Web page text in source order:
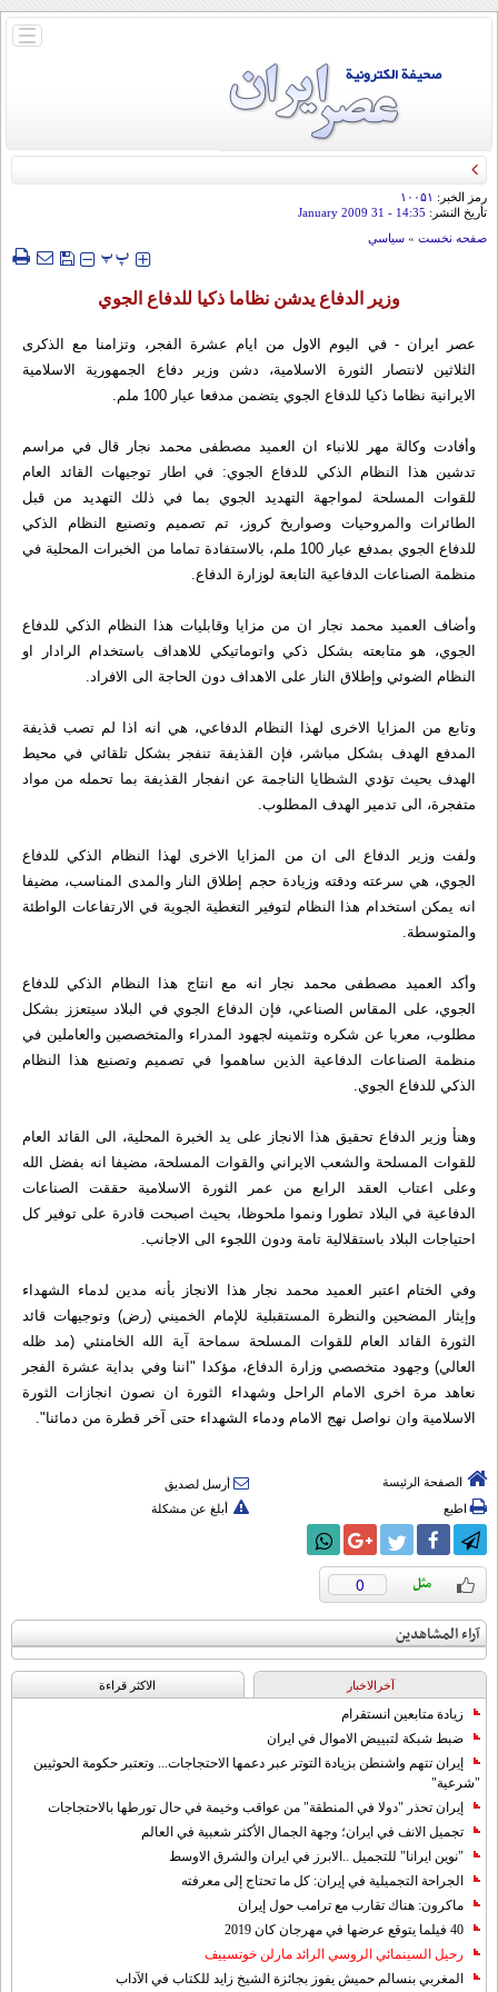
باز
رمز الخبر: ۱۰۰۵۱
تأريخ النشر: 14:35
- 31 January 2009
صفحه نخست » سياسي
‍‍‍ پپ
وزير الدفاع يدشن نظاما ذكيا للدفاع الجوي
عصر ایران - في اليوم الاول من ايام عشرة الفجر، وتزامنا مع الذكرى
الثلاثين لانتصار الثورة الاسلامية، دشن وزير دفاع الجمهورية الاسلامية
الايرانية نظاما ذكيا للدفاع الجوي يتضمن مدفعا عيار 100 ملم.
وأفادت وكالة مهر للانباء ان العميد مصطفى محمد نجار قال في مراسم
تدشين هذا النظام الذكي للدفاع الجوي: في اطار توجيهات القائد العام
للقوات المسلحة لمواجهة التهديد الجوي بما في ذلك التهديد من قبل
الطائرات والمروحيات وصواريخ كروز، تم تصميم وتصنيع النظام الذكي
للدفاع الجوي بمدفع عيار 100 ملم، بالاستفادة تماما من الخبرات المحلية في
منظمة الصناعات الدفاعية التابعة لوزارة الدفاع.
وأضاف العميد محمد نجار ان من مزايا وقابليات هذا النظام الذكي للدفاع
الجوي، هو متابعته بشكل ذكي واتوماتيكي للاهداف باستخدام الرادار او
النظام الضوئي وإطلاق النار على الاهداف دون الحاجة الى الافراد.
وتابع من المزايا الاخرى لهذا النظام الدفاعي، هي انه اذا لم تصب قذيفة
المدفع الهدف بشكل مباشر، فإن القذيفة تنفجر بشكل تلقائي في محيط
الهدف بحيث تؤدي الشظايا الناجمة عن انفجار القذيفة بما تحمله من مواد
متفجرة، الى تدمير الهدف المطلوب.
ولفت وزير الدفاع الى ان من المزايا الاخرى لهذا النظام الذكي للدفاع
الجوي، هي سرعته ودقته وزيادة حجم إطلاق النار والمدى المناسب، مضيفا
انه يمكن استخدام هذا النظام لتوفير التغطية الجوية في الارتفاعات الواطئة
والمتوسطة.
وأكد العميد مصطفى محمد نجار انه مع انتاج هذا النظام الذكي للدفاع
الجوي، على المقاس الصناعي، فإن الدفاع الجوي في البلاد سيتعزز بشكل
مطلوب، معربا عن شكره وتثمينه لجهود المدراء والمتخصصين والعاملين في
منظمة الصناعات الدفاعية الذين ساهموا في تصميم وتصنيع هذا النظام
الذكي للدفاع الجوي.
وهنأ وزير الدفاع تحقيق هذا الانجاز على يد الخبرة المحلية، الى القائد العام
للقوات المسلحة والشعب الايراني والقوات المسلحة، مضيفا انه بفضل الله
وعلى اعتاب العقد الرابع من عمر الثورة الاسلامية حققت الصناعات
الدفاعية في البلاد تطورا ونموا ملحوظا، بحيث اصبحت قادرة على توفير كل
احتياجات البلاد باستقلالية تامة ودون اللجوء الى الاجانب.
وفي الختام اعتبر العميد محمد نجار هذا الانجاز بأنه مدين لدماء الشهداء
وإيثار المضحين والنظرة المستقبلية للإمام الخميني (رض) وتوجيهات قائد
الثورة القائد العام للقوات المسلحة سماحة آية الله الخامنئي (مد ظله
العالي) وجهود متخصصي وزارة الدفاع، مؤكدا "اننا وفي بداية عشرة الفجر
نعاهد مرة اخرى الامام الراحل وشهداء الثورة ان نصون انجازات الثورة
الاسلامية وان نواصل نهج الامام ودماء الشهداء حتى آخر قطرة من دمائنا".
الصفحة الرئيسة
أرسل لصديق
اطبع
أبلغ عن مشكلة
0
آراء المشاهدين
آخرالاخبار الاکثر قراءة
زيادة متابعين انستقرام
ضبط شبكة لتبييض الاموال في ايران
إيران تتهم واشنطن بزيادة التوتر عبر دعمها الاحتجاجات... وتعتبر حكومة الحوثيين
"شرعية"
إيران تحذر "دولا في المنطقة" من عواقب وخيمة في حال تورطها بالاحتجاجات
تجميل الانف في ايران؛ وجهة الجمال الأكثر شعبية في العالم
"نوين ايرانا" للتجميل ..الابرز في ايران والشرق الاوسط
الجراحة التجميلية في إيران: كل ما تحتاج إلى معرفته
ماكرون: هناك تقارب مع ترامب حول إيران
40 فيلما يتوقع عرضها في مهرجان كان 2019
رحيل السينمائي الروسي الرائد مارلن خوتسييف
المغربي بنسالم حميش يفوز بجائزة الشيخ زايد للكتاب في الآداب